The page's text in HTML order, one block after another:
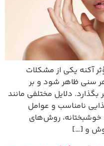
آکنه یکی از مشکلات
سنی ظاهر شود و بر
دلایل مختلفی مانند
نامناسب و عوامل
خوشبختانه، روش‌های
و […]